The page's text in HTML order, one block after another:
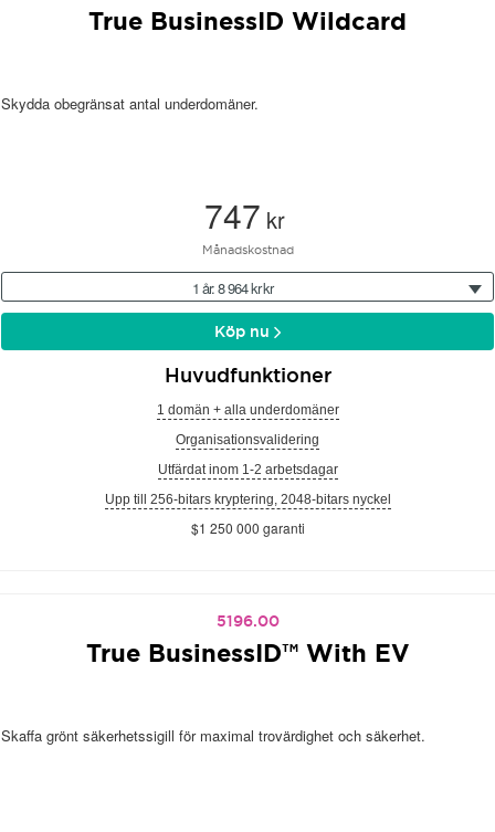
True BusinessID Wildcard
Skydda obegränsat antal underdomäner.
747 kr
Månadskostnad
1 år: 8 964 kr kr
Köp nu
Huvudfunktioner
1 domän + alla underdomäner
Organisationsvalidering
Utfärdat inom 1-2 arbetsdagar
Upp till 256-bitars kryptering, 2048-bitars nyckel
$1 250 000 garanti
5196.00
True BusinessID™ With EV
Skaffa grönt säkerhetssigill för maximal trovärdighet och säkerhet.